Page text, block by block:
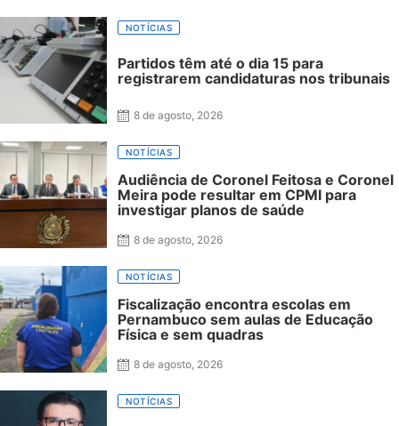
NOTÍCIAS
Partidos têm até o dia 15 para
registrarem candidaturas nos tribunais
8 de agosto, 2026
NOTÍCIAS
Audiência de Coronel Feitosa e Coronel
Meira pode resultar em CPMI para
investigar planos de saúde
8 de agosto, 2026
NOTÍCIAS
Fiscalização encontra escolas em
Pernambuco sem aulas de Educação
Física e sem quadras
8 de agosto, 2026
NOTÍCIAS